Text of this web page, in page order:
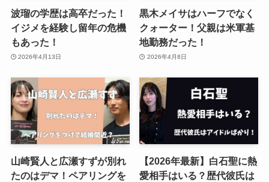
波瑠の学歴は高卒だった！
イジメを経験し留年の危機
もあった！
2026年4月13日
黒木メイサはハーフでなく
クォーター！父親は米軍基
地勤務だった！
2026年4月8日
山崎賢人と広瀬すずが別れ
たのはデマ！ペアリングを
【2026年最新】白石聖に熱
愛相手はいる？歴代彼氏は